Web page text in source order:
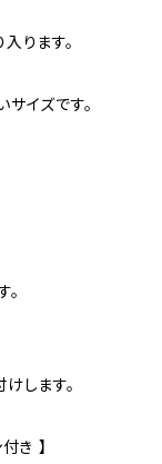
ります。
イズです。
します。
き 】